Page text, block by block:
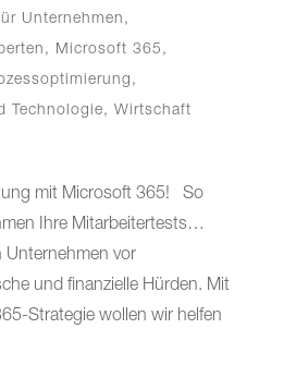
Unternehmen ,
, Microsoft 365 ,
,
Technologie, Wirtschaft
mit Microsoft 365! So
Ihre Mitarbeitertests…
Unternehmen vor
und finanzielle Hürden. Mit
Strategie wollen wir helfen